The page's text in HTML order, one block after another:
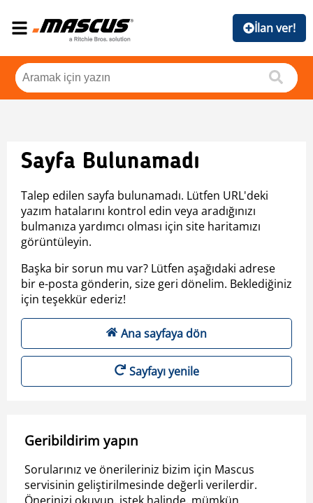
İlan ver!
Sayfa Bulunamadı
Talep edilen sayfa bulunamadı. Lütfen URL'deki
yazım hatalarını kontrol edin veya aradığınızı
bulmanıza yardımcı olması için site haritamızı
görüntüleyin.
Başka bir sorun mu var? Lütfen aşağıdaki adrese
bir e-posta gönderin, size geri dönelim. Beklediğiniz
için teşekkür ederiz!
Ana sayfaya dön
Sayfayı yenile
Geribildirim yapın
Sorularınız ve önerileriniz bizim için Mascus
servisinin geliştirilmesinde değerli verilerdir.